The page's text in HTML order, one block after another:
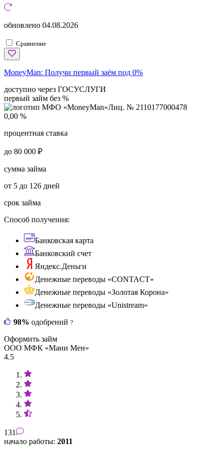
обновлено 04.08.2026
Сравнение
MoneyMan: Получи первый заём под 0%
доступно через ГОСУСЛУГИ
первый займ без %
Лиц. № 2110177000478
0,00 %
процентная ставка
до 80 000 ₽
сумма займа
от 5 до 126 дней
срок займа
Способ получения:
Банковская карта
Банковский счет
Яндекс.Деньги
Денежные переводы «CONTACT»
Денежные переводы «Золотая Корона»
Денежные переводы «Unistream»
98% одобрений ?
Оформить займ
ООО МФК «Мани Мен»
4.5
131
начало работы: 2011